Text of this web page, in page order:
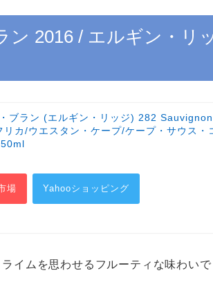
ン 2016 / エルギン・リ
ブラン (エルギン・リッジ) 282
カ/ウエスタン・ケープ/ケープ・サウス・
場 Yahooショッピング
イムを思わせるフルーティな味わいで